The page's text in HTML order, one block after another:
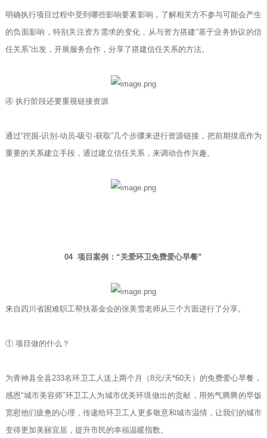
明确执行项目过程中受到哪些影响要素影响，了解相关方不参与可能会产生
的负面影响，特别关注资方需求的变化，从与资方搭建“基于业务协议的信
任关系”出发，开展服务合作，分享了搭建信任关系的方法。
④ 执行阶段还要重视链接资源
通过“挖掘-识别-动员-吸引-获取”几个步骤来进行资源链接，把前期摸底作为
重要的关系建立手段，通过建立信任关系，来调动合作兴趣。
04 项目案例：“关爱环卫免费爱心早餐”
来自四川省困难职工帮扶基金会的张美雪老师从三个方面进行了分享。
① 项目做的什么？
为青神县全县233名环卫工人送上两个月（8元/天*60天）的免费爱心早餐，
感恩“城市美容师”环卫工人为城市优美环境做出的贡献，用热气腾腾的早饭
宽慰他们疲惫的心理，传递给环卫工人更多敬意和城市温情，让我们的城市
变得更加美丽宜居，提升市民的幸福温暖指数。